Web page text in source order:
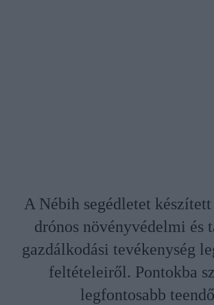
A Nébih segédletet
drónos növényvédelmi és
gazdálkodási tevékenység
feltételeiről. Pontokba
legfontosabb